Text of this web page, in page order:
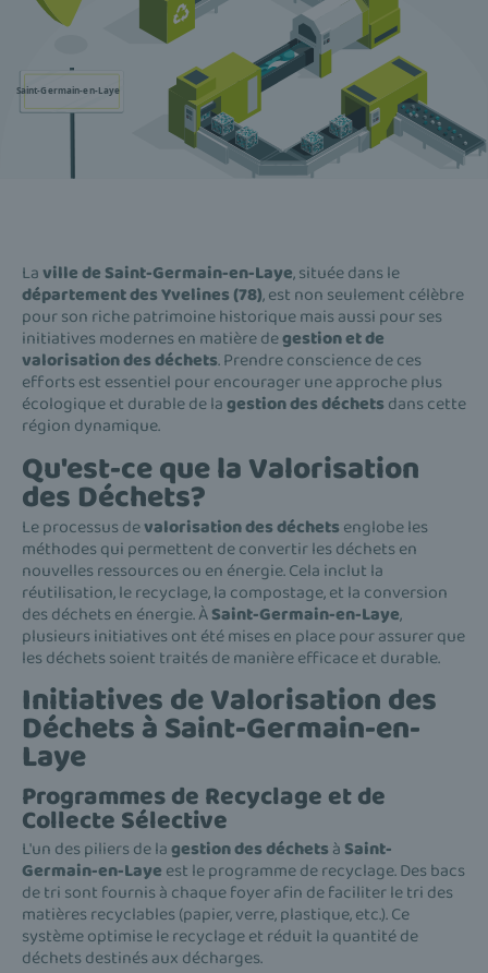
Laville de Saint-Germain-en-Laye, située dans le
département des Yvelines (78), est non seulement célèbre
pour son riche patrimoine historique mais aussi pour ses
initiatives modernes en matière degestion et de
valorisation des déchets. Prendre conscience de ces
efforts est essentiel pour encourager une approche plus
écologique et durable de lagestion des déchets dans cette
région dynamique.
Qu'est-ce que la Valorisation
des Déchets?
Le processus devalorisation des déchets englobe les
méthodes qui permettent de convertir les déchets en
nouvelles ressources ou en énergie. Cela inclut la
réutilisation, le recyclage, la compostage, et la conversion
des déchets en énergie. ÀSaint-Germain-en-Laye,
plusieurs initiatives ont été mises en place pour assurer que
les déchets soient traités de manière efficace et durable.
Initiatives de Valorisation des
Déchets à Saint-Germain-en-
Laye
Programmes de Recyclage et de
Collecte Sélective
L'un des piliers de lagestion des déchets à Saint-
Germain-en-Laye est le programme de recyclage. Des bacs
de tri sont fournis à chaque foyer afin de faciliter le tri des
matières recyclables (papier, verre, plastique, etc.). Ce
système optimise le recyclage et réduit la quantité de
déchets destinés aux décharges.